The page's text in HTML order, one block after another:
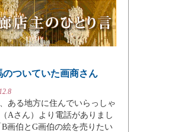
のついていた画商さん
ある地方に住んでいらっしゃ
Aさん）より電話がありまし
B画伯とG画伯の絵を売りたい